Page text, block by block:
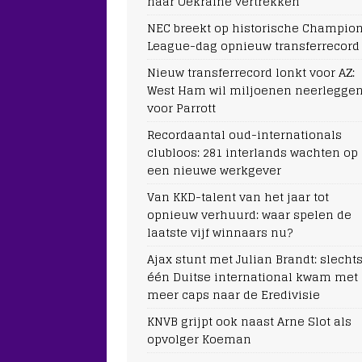
NEC breekt op historische
League-dag opnieuw transferrecord
Nieuw transferrecord lonkt voor AZ:
West Ham wil miljoenen neerleggen
voor Parrott
Recordaantal oud-internationals
clubloos: 281 interlands wachten op
een nieuwe werkgever
Van KKD-talent van het jaar tot
opnieuw verhuurd: waar spelen de
laatste vijf winnaars nu?
Ajax stunt met Julian Brandt: slechts
één Duitse international kwam met
meer caps naar de Eredivisie
KNVB grijpt ook naast Arne Slot als
opvolger Koeman